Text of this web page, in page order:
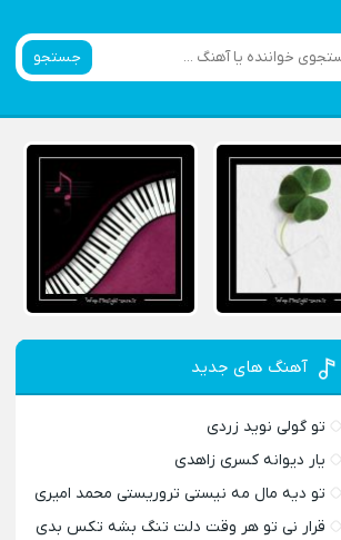
جستجو
آهنگ های جدید
تو گولی نوید زردی
یار دیوانه کسری زاهدی
تو دیه مال مه نیستی تروریستی محمد امیری
قرار نی تو هر وقت دلت تنگ بشه تکس بدی